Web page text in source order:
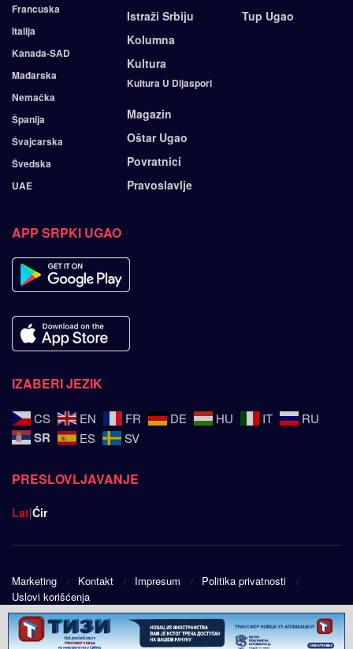
Francuska
Italija
Kanada-SAD
Mađarska
Nemačka
Španija
Švajcarska
Švedska
UAE
Istraži Srbiju
Kolumna
Kultura
Kultura U Dijaspori
Magazin
Oštar Ugao
Povratnici
Pravoslavlje
Tup Ugao
APP SRPKI UGAO
IZABERI JEZIK
CS EN FR DE HU IT RU
SR ES SV
PRESLOVLJAVANJE
Lat|Ćir
Marketing Kontakt Impresum
Politika privatnosti
Uslovi korišćenja
© 2025Srpski ugao - Design byPublic Eye doo